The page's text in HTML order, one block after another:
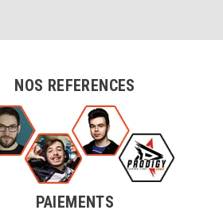
NOS REFERENCES
PAIEMENTS